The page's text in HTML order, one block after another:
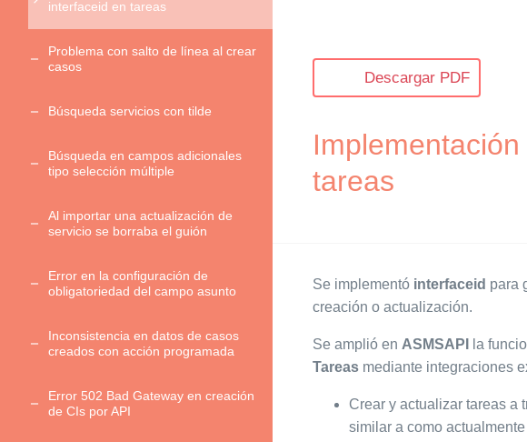
interfaceid en tareas
Problema con salto de línea al crear
casos
Búsqueda servicios con tilde
Búsqueda en campos adicionales
tipo selección múltiple
Al importar una actualización de
servicio se borraba el guión
Error en la configuración de
obligatoriedad del campo asunto
Inconsistencia en datos de casos
creados con acción programada
Error 502 Bad Gateway en creación
de CIs por API
Descargar PDF
tareas
Se implementó interfaceid para
creación o actualización.
Se amplió en ASMSAPI la
Tareas mediante integraciones
Crear y actualizar tareas a
similar a como